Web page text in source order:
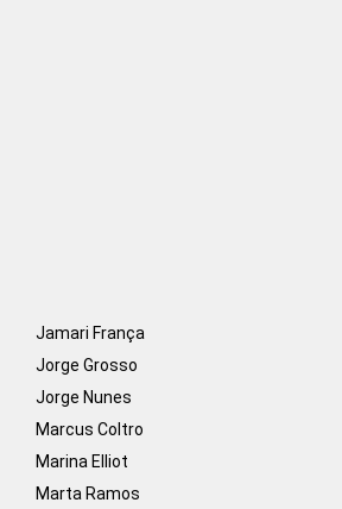
Jamari França
Jorge Grosso
Jorge Nunes
Marcus Coltro
Marina Elliot
Marta Ramos